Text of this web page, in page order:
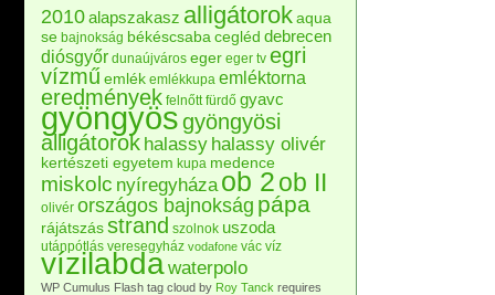
2010alapszakasz alligátorokaqua
se bajnokság békéscsaba cegléd debrecen
diósgyőr dunaújváros eger eger tv egri
vízműemlék emlékkupa emléktorna
eredmények felnőtt fürdő gyavc
gyöngyösgyöngyösi
alligátorok halassy halassy olivér
kertészeti egyetem kupa medence
miskolc nyíregyháza ob 2ob II
olivér országos bajnokság pápa
rájátszás strand szolnok uszoda
utánpótlás veresegyház vodafone vác víz
vízilabdawaterpolo
WP Cumulus Flash tag cloud by Roy Tanck requires